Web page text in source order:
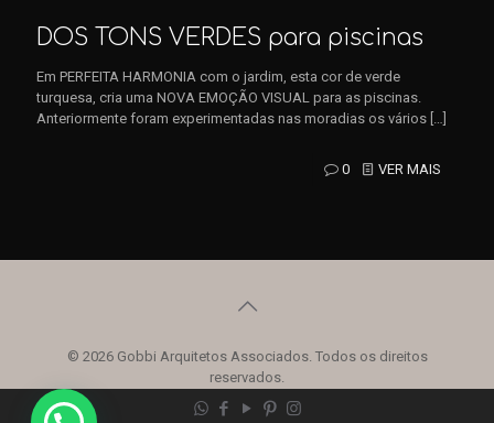
DOS TONS VERDES para piscinas
Em PERFEITA HARMONIA com o jardim, esta cor de verde
turquesa, cria uma NOVA EMOÇÃO VISUAL para as piscinas.
Anteriormente foram experimentadas nas moradias os vários […]
0 VER MAIS
© 2026 Gobbi Arquitetos Associados. Todos os direitos
reservados.